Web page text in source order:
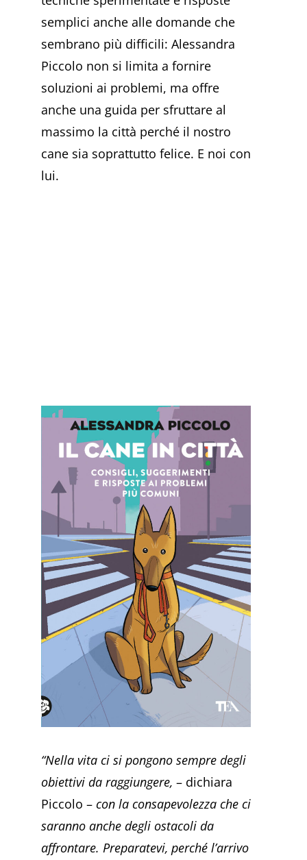
semplici anche alle domande che
sembrano più difficili: Alessandra
Piccolo non si limita a fornire
soluzioni ai problemi, ma offre
anche una guida per sfruttare al
massimo la città perché il nostro
cane sia soprattutto felice. E noi con
lui.
“Nella vita ci si pongono sempre degli
obiettivi da raggiungere, – dichiara
Piccolo – con la consapevolezza che ci
saranno anche degli ostacoli da
affrontare. Preparatevi, perché l’arrivo